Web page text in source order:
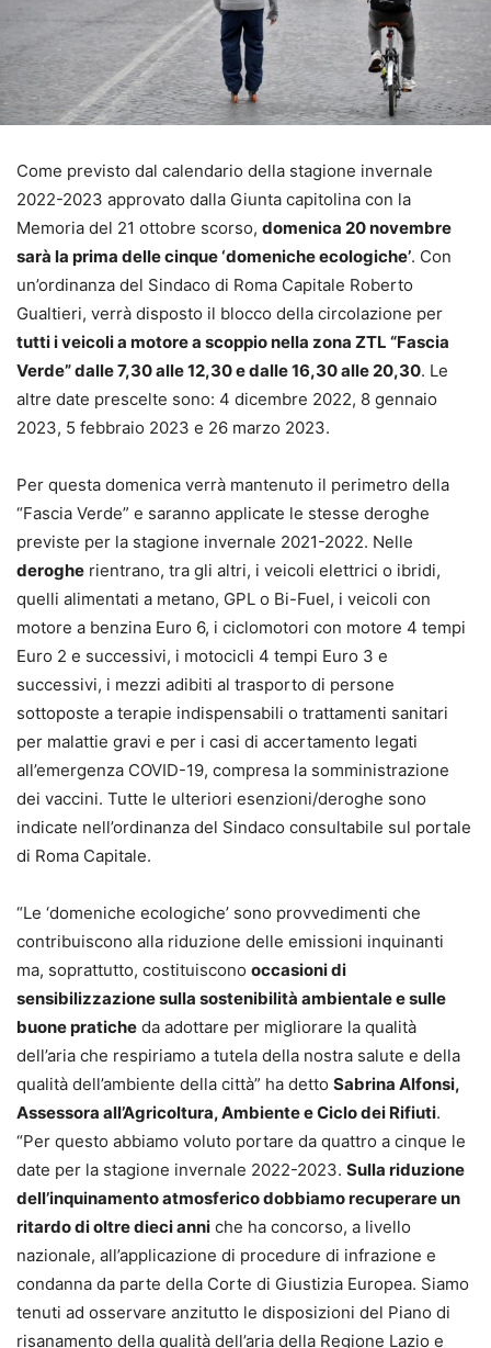
Come previsto dal calendario della stagione invernale
2022-2023 approvato dalla Giunta capitolina con la
Memoria del 21 ottobre scorso, domenica 20 novembre
sarà la prima delle cinque ‘domeniche ecologiche’. Con
un’ordinanza del Sindaco di Roma Capitale Roberto
Gualtieri, verrà disposto il blocco della circolazione per
tutti i veicoli a motore a scoppio nella zona ZTL “Fascia
Verde” dalle 7,30 alle 12,30 e dalle 16,30 alle 20,30. Le
altre date prescelte sono: 4 dicembre 2022, 8 gennaio
2023, 5 febbraio 2023 e 26 marzo 2023.
Per questa domenica verrà mantenuto il perimetro della
“Fascia Verde” e saranno applicate le stesse deroghe
previste per la stagione invernale 2021-2022. Nelle
deroghe rientrano, tra gli altri, i veicoli elettrici o ibridi,
quelli alimentati a metano, GPL o Bi-Fuel, i veicoli con
motore a benzina Euro 6, i ciclomotori con motore 4 tempi
Euro 2 e successivi, i motocicli 4 tempi Euro 3 e
successivi, i mezzi adibiti al trasporto di persone
sottoposte a terapie indispensabili o trattamenti sanitari
per malattie gravi e per i casi di accertamento legati
all’emergenza COVID-19, compresa la somministrazione
dei vaccini. Tutte le ulteriori esenzioni/deroghe sono
indicate nell’ordinanza del Sindaco consultabile sul portale
di Roma Capitale.
“Le ‘domeniche ecologiche’ sono provvedimenti che
contribuiscono alla riduzione delle emissioni inquinanti
ma, soprattutto, costituiscono occasioni di
sensibilizzazione sulla sostenibilità ambientale e sulle
buone pratiche da adottare per migliorare la qualità
dell’aria che respiriamo a tutela della nostra salute e della
qualità dell’ambiente della città” ha detto Sabrina Alfonsi,
Assessora all’Agricoltura, Ambiente e Ciclo dei Rifiuti.
“Per questo abbiamo voluto portare da quattro a cinque le
date per la stagione invernale 2022-2023. Sulla riduzione
dell’inquinamento atmosferico dobbiamo recuperare un
ritardo di oltre dieci anni che ha concorso, a livello
nazionale, all’applicazione di procedure di infrazione e
condanna da parte della Corte di Giustizia Europea. Siamo
tenuti ad osservare anzitutto le disposizioni del Piano di
risanamento della qualità dell’aria della Regione Lazio e